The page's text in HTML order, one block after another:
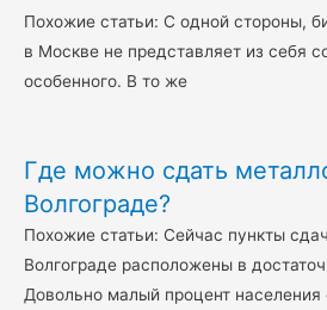
Похожие статьи: С одной стороны,
в Москве не представляет из себя
особенного. В то же
Где можно сдать
Волгограде?
Похожие статьи: Сейчас пункты
Волгограде расположены в
Довольно малый процент